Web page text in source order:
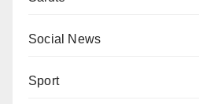
Social News
Sport